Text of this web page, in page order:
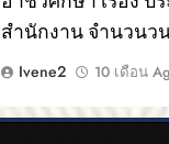
สำนักงาน จำนวนวน
Ivene2
10 เดือน